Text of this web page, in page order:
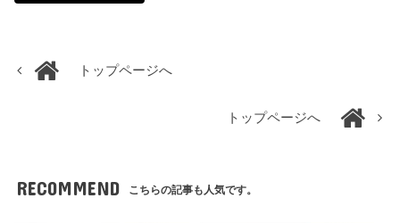
トップページへ
トップページへ
RECOMMEND こちらの記事も人気です。